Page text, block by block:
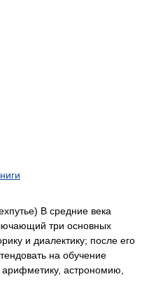
В средние века
три основных
и диалектику; после его
на обучение
астрономию,